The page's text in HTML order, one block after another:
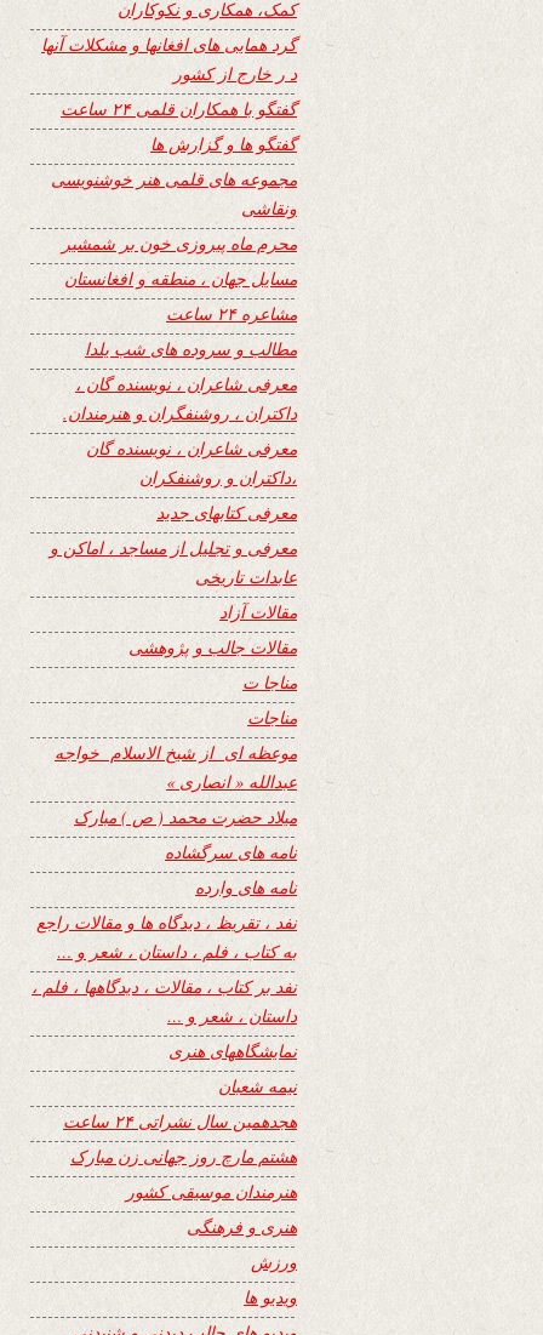
کمک، همکاری و نکوکاران
گرد همایی های افغانها و مشکلات آنها
د ر خارج از کشور
گفتگو با همکاران قلمی ۲۴ ساعت
گفتگو ها و گزارش ها
مجموعه های قلمی هنر خوشنویسی
ونقاشی
محرم ماه پیروزی خون بر شمشیر
مسایل جهان ، منطقه و افغانستان
مشاعره ۲۴ ساعت
مطالب و سروده های شب یلدا
معرفی شاعران ، نویسنده گان ،
داکتران ، روشنفگران و هنرمندان.
معرفی شاعران ، نویسنده گان
،داکتران و روشنفکران
معرفی کتابهای جدید
معرفی و تجلیل از مساجد ، اماکن و
عابدات تاریخی
مقالات آزاد
مقالات جالب و پژوهشی
مناجا ت
مناجات
موعظه ای از شیخ الاسلام خواجه
عبدالله « انصاری »
میلاد حضرت محمد ( ص ) مبارک
نامه های سرگشاده
نامه های وارده
نفد ، تقریظ ، دیدگاه ها و مقالات راجع
به کتاب ، فلم ، داستان ، شعر و …
نفد بر کتاب ، مقالات ، دیدگاهها ، فلم ،
داستان ، شعر و …
نمایشگاههای هنری
نیمه شعبان
هجدهمین سال نشراتی ۲۴ ساعت
هشتم مارچ روز جهانی زن مبارک
هنرمندان موسیقی کشور
هنری و فرهنگی
ورزش
ویدیو ها